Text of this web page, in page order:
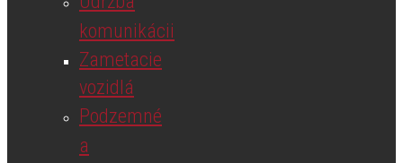
komunikácii
Zametacie
vozidlá
Podzemné
a